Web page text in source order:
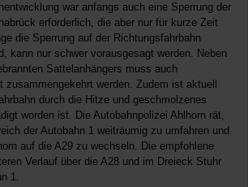
war anfangs auch eine Sperrung der
erforderlich, die aber nur für kurze Zeit
die Sperrung auf der Richtungsfahrbahn
kann nur schwer vorausgesagt werden. Neben
Sattelanhängers muss auch
zusammengekehrt werden. Zudem ist aktuell
durch die Hitze und geschmolzenes
worden ist. Die Autobahnpolizei Ahlhorn rät,
der Autobahn 1 weiträumig zu umfahren und
auf die A29 zu wechseln. Die empfohlene
Verlauf über die A28 und im Dreieck Stuhr
1.